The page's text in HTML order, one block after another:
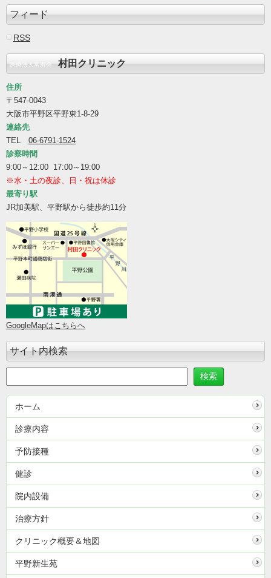
フィード
RSS
医療法人富寿会村田クリニック
住所
〒547-0043
大阪市平野区平野東1-8-29
連絡先
TEL 06-6791-1524
診察時間
9:00～12:00 17:00～19:00
※水・土の夜診、日・祝は休診
最寄り駅
JR加美駅、平野駅から徒歩約11分
GoogleMapはこちらへ
サイト内検索
ホーム
診療内容
予防接種
健診
院内設備
治療方針
クリニック概要＆地図
平野新生苑